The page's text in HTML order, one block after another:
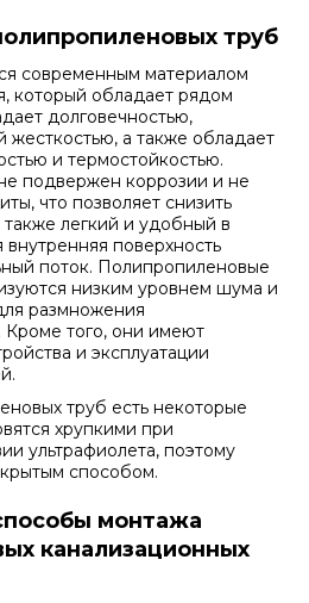
труб
современным материалом
который обладает рядом
долговечностью,
а также обладает
и термостойкостью.
подвержен коррозии и не
что позволяет снизить
легкий и удобный в
внутренняя поверхность
поток. Полипропиленовые
низким уровнем шума и
размножения
Кроме того, они имеют
и эксплуатации
труб есть некоторые
хрупкими при
ультрафиолета, поэтому
способом.
монтажа
канализационных